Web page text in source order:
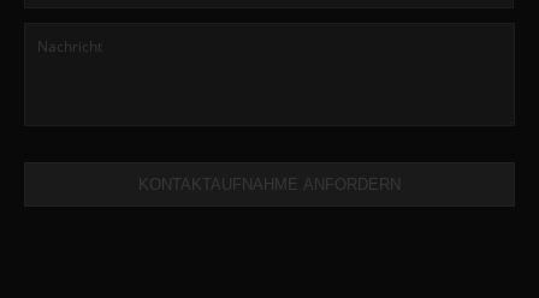
KONTAKTAUFNAHME ANFORDERN